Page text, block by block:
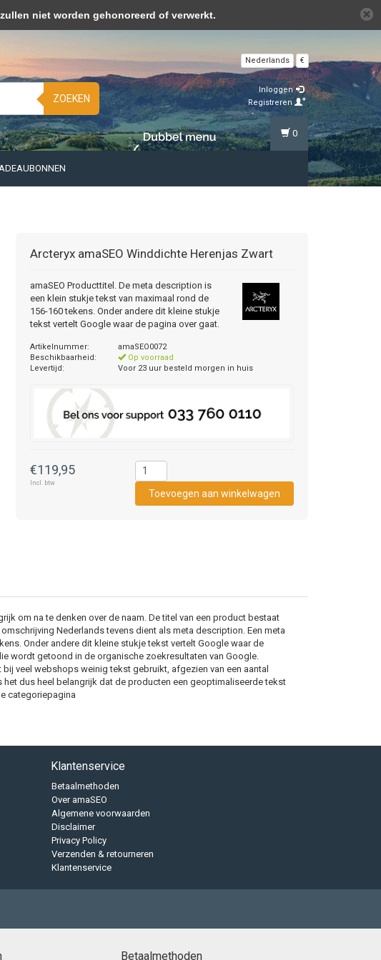
ZOEKEN
Nederlands €
Inloggen
Registreren
0
Arcteryx amaSEO Winddichte Herenjas Zwart
amaSEO Producttitel. De meta description is
een klein stukje tekst van maximaal rond de
156-160 tekens. Onder andere dit kleine stukje
tekst vertelt Google waar de pagina over gaat.
Artikelnummer:
amaSEO0072
Beschikbaarheid:
Op voorraad
Levertijd:
Voor 23 uur besteld morgen in huis
€119,95
Incl. btw
om na te denken over de naam. De titel van een product bestaat
Nederlands tevens dient als meta description. Een meta
Onder andere dit kleine stukje tekst vertelt Google waar de
wordt getoond in de organische zoekresultaten van Google.
veel webshops weinig tekst gebruikt, afgezien van een aantal
dus heel belangrijk dat de producten een geoptimaliseerde tekst
categoriepagina
Klantenservice
Betaalmethoden
Over amaSEO
Algemene voorwaarden
Disclaimer
Privacy Policy
Verzenden & retourneren
Klantenservice
Betaalmethoden
Nee Meer over cookies »
niet worden gehonoreerd of verwerkt.